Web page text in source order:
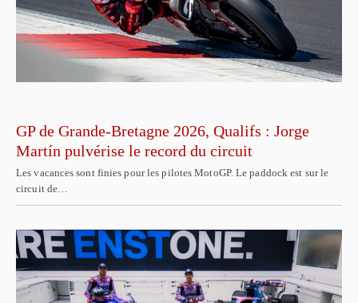
GP de Grande-Bretagne 2026, Qualifs : Jorge
Martín pulvérise le record du circuit
Les vacances sont finies pour les pilotes MotoGP. Le paddock est sur le
circuit de…